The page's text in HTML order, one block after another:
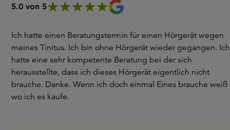
5.0 von 5
Ich hatte einen Beratungstermin für einen Hörgerät wegen
meines Tinitus. Ich bin ohne Hörgerät wieder gegangen. Ich
hatte eine sehr kompetente Beratung bei der sich
herausstellte, dass ich dieses Hörgerät eigentlich nicht
brauche. Danke. Wenn ich doch einmal Eines brauche weiß
wo ich es kaufe.